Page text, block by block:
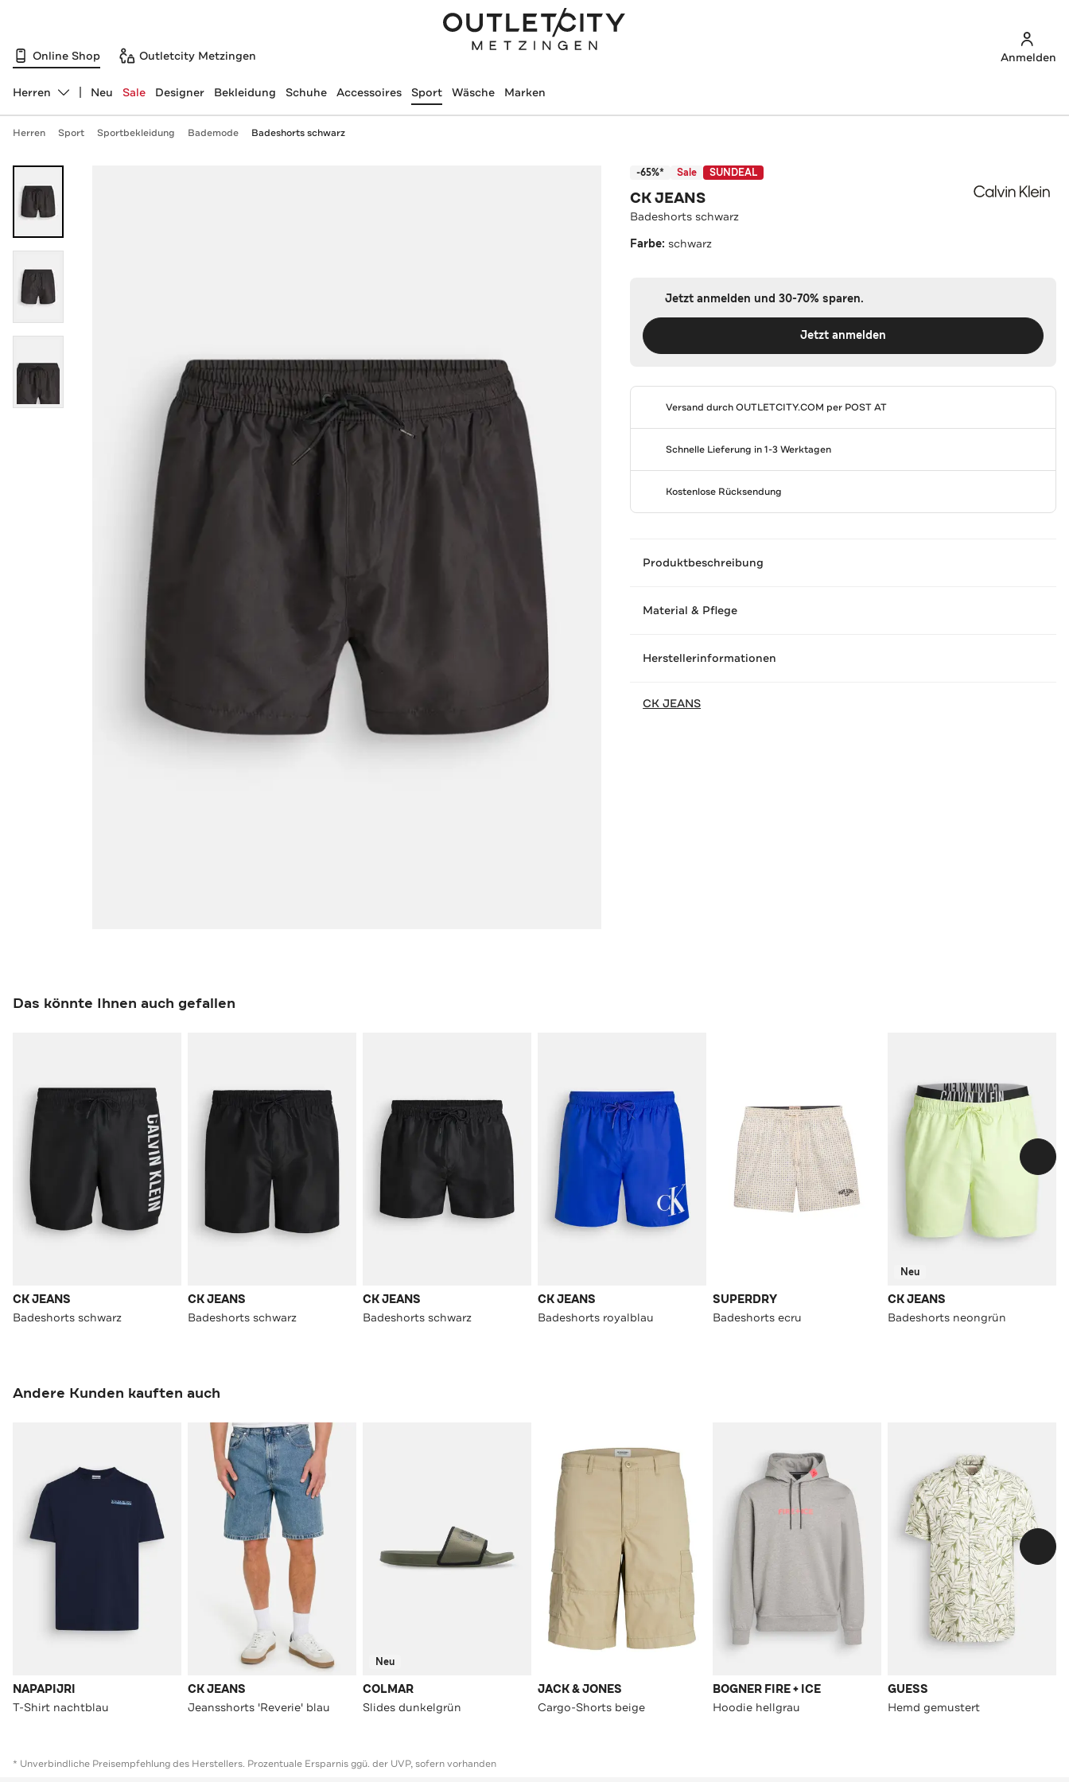
Online Shop Outletcity Metzingen Anmelden
Abteilung ändern, ausgewählt:
Herren Neu Sale Designer Bekleidung Schuhe Accessoires Sport Wäsche Marken
Herren Sport Sportbekleidung Bademode Badeshorts schwarz
-65%* Sale SUNDEAL
CK JEANS
Badeshorts schwarz
Farbe: schwarz
Jetzt anmelden und 30-70% sparen.
Jetzt anmelden
Versand durchOUTLETCITY.COM per POST AT
Schnelle Lieferung in 1-3 Werktagen
Kostenlose Rücksendung
Produktbeschreibung
Material & Pflege
Herstellerinformationen
CK JEANS
Das könnte Ihnen auch gefallen
CK JEANS
Badeshorts schwarz
CK JEANS
Badeshorts schwarz
CK JEANS
Badeshorts schwarz
CK JEANS
Badeshorts royalblau
SUPERDRY
Badeshorts ecru
Neu
CK JEANS
Badeshorts neongrün
Andere Kunden kauften auch
NAPAPIJRI
T-Shirt nachtblau
CK JEANS
Jeansshorts 'Reverie' blau
Neu
COLMAR
Slides dunkelgrün
JACK & JONES
Cargo-Shorts beige
BOGNER FIRE + ICE
Hoodie hellgrau
GUESS
Hemd gemustert
* Unverbindliche Preisempfehlung des Herstellers. Prozentuale Ersparnis ggü. der UVP, sofern vorhanden